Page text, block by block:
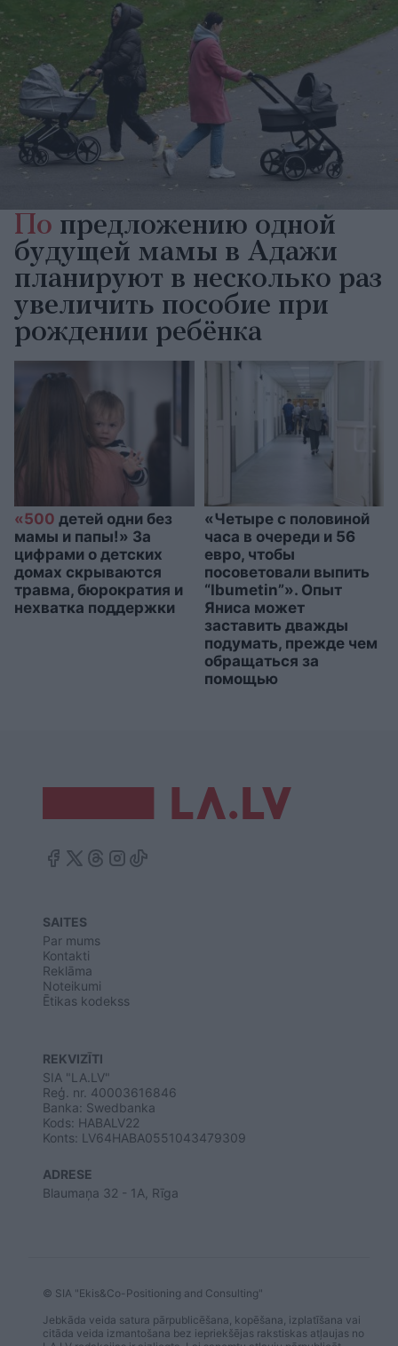
По предложению одной
будущей мамы в Адажи
планируют в несколько раз
увеличить пособие при
рождении ребёнка
«500 детей одни без
мамы и папы!» За
цифрами о детских
домах скрываются
травма, бюрократия и
нехватка поддержки
«Четыре с половиной
часа в очереди и 56
евро, чтобы
посоветовали выпить
“Ibumetin”». Опыт
Яниса может
заставить дважды
подумать, прежде чем
обращаться за
помощью
SAITES
Par mums
Kontakti
Reklāma
Noteikumi
Ētikas kodekss
REKVIZĪTI
SIA "LA.LV"
Reģ. nr. 40003616846
Banka: Swedbanka
Kods: HABALV22
Konts: LV64HABA0551043479309
ADRESE
Blaumaņa 32 - 1A, Rīga
© SIA "Ekis&Co-Positioning and Consulting"
Jebkāda veida satura pārpublicēšana, kopēšana, izplatīšana vai
citāda veida izmantošana bez iepriekšējas rakstiskas atļaujas no